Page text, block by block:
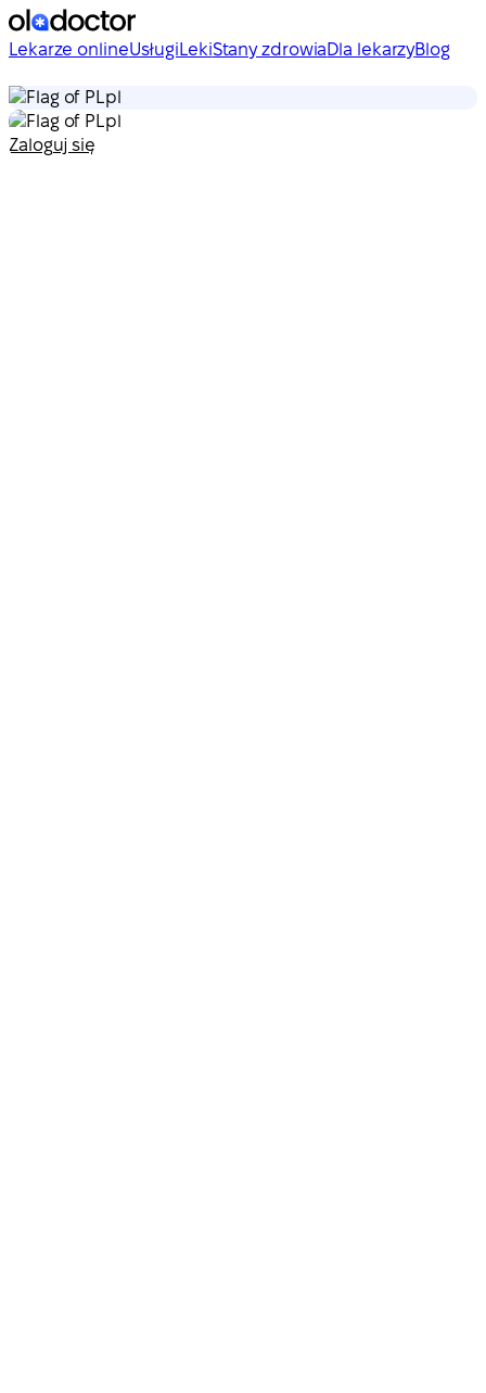
Lekarze onlineUsługi LekiStany zdrowiaDla lekarzyBlog
pl
pl
Zaloguj się